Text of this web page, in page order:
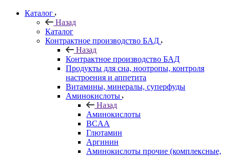
Каталог
Назад
Каталог
Контрактное производство БАД
Назад
Контрактное производство БАД
Продукты для сна, ноотропы, контроля
настроения и аппетита
Витамины, минералы, суперфуды
Аминокислоты
Назад
Аминокислоты
BCAA
Глютамин
Аргинин
Аминокислоты прочие (комплексные,